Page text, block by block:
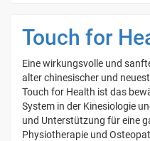
Touch for
Eine wirkungsvolle und
alter chinesischer und
Touch for Health ist das
System in der Kinesiologie
und Unterstützung für eine
Physiotherapie und